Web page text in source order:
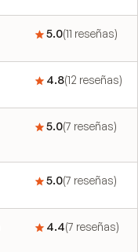
5.0(11 reseñas)
4.8(12 reseñas)
5.0(7 reseñas)
5.0(7 reseñas)
4.4(7 reseñas)